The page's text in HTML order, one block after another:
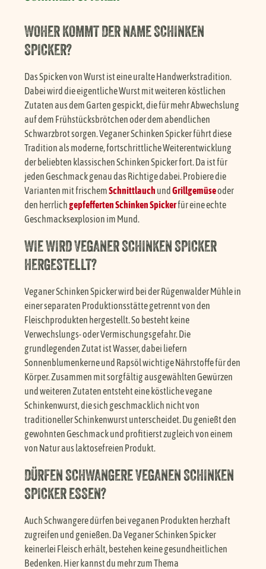
WOHER KOMMT DER NAME SCHINKEN
SPICKER?
Das Spicken von Wurst ist eine uralte Handwerkstradition.
Dabei wird die eigentliche Wurst mit weiteren köstlichen
Zutaten aus dem Garten gespickt, die für mehr Abwechslung
auf dem Frühstücksbrötchen oder dem abendlichen
Schwarzbrot sorgen. Veganer Schinken Spicker führt diese
Tradition als moderne, fortschrittliche Weiterentwicklung
der beliebten klassischen Schinken Spicker fort. Da ist für
jeden Geschmack genau das Richtige dabei. Probiere die
Varianten mit frischemSchnittlauch undGrillgemüseoder
den herrlichgepfefferten Schinken Spickerfür eine echte
Geschmacksexplosion im Mund.
WIE WIRD VEGANER SCHINKEN SPICKER
HERGESTELLT?
Veganer Schinken Spicker wird bei der Rügenwalder Mühle in
einer separaten Produktionsstätte getrennt von den
Fleischprodukten hergestellt. So besteht keine
Verwechslungs- oder Vermischungsgefahr. Die
grundlegenden Zutat ist Wasser, dabei liefern
Sonnenblumenkerne und Rapsöl wichtige Nährstoffe für den
Körper. Zusammen mit sorgfältig ausgewählten Gewürzen
und weiteren Zutaten entsteht eine köstliche vegane
Schinkenwurst, die sich geschmacklich nicht von
traditioneller Schinkenwurst unterscheidet. Du genießt den
gewohnten Geschmack und profitierst zugleich von einem
von Natur aus laktosefreien Produkt.
DÜRFEN SCHWANGERE VEGANEN SCHINKEN
SPICKER ESSEN?
Auch Schwangere dürfen bei veganen Produkten herzhaft
zugreifen und genießen. Da Veganer Schinken Spicker
keinerlei Fleisch erhält, bestehen keine gesundheitlichen
Bedenken. Hier kannst du mehr zum Thema